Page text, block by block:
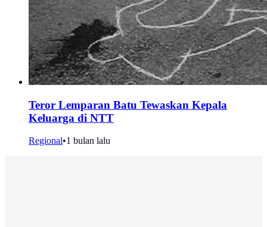
Teror Lemparan Batu Tewaskan Kepala
Keluarga di NTT
Regional•1 bulan lalu